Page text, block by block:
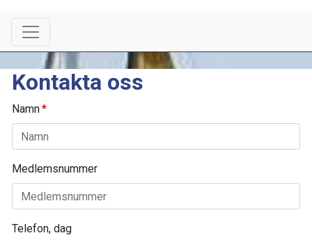
Kontakta oss
Namn
Medlemsnummer
Telefon, dag